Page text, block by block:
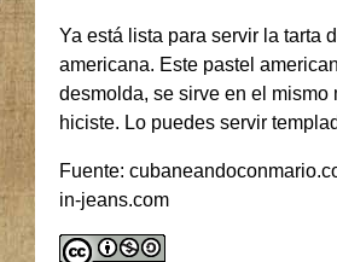
Ya está lista para servir la tarta
americana. Este pastel
desmolda, se sirve en el mismo
hiciste. Lo puedes servir
Fuente:
in-jeans.com